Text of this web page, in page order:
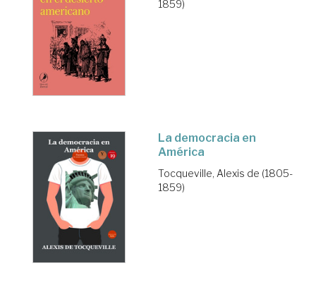
1859)
La democracia en
América
Tocqueville, Alexis de (1805-
1859)